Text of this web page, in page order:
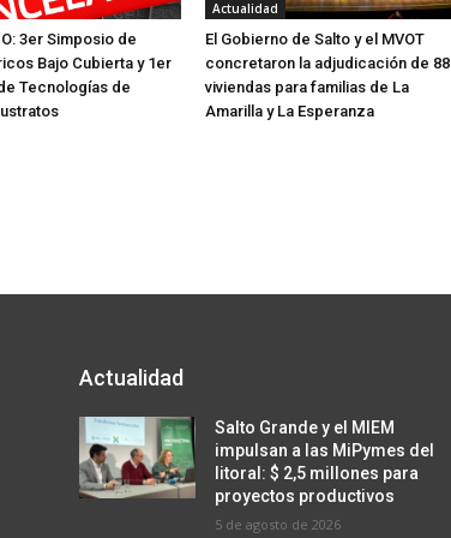
3er Simposio de
Bajo Cubierta y 1er
Tecnologías de
Actualidad
El Gobierno de Salto y el MVOT
concretaron la adjudicación de 88
viviendas para familias de La
Amarilla y La Esperanza
Actualidad
Salto Grande y el MIEM
impulsan a las MiPymes del
litoral: $ 2,5 millones para
proyectos productivos
5 de agosto de 2026